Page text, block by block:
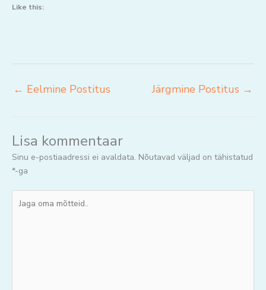
Like this:
← Eelmine Postitus Järgmine Postitus →
Lisa kommentaar
Sinu e-postiaadressi ei avaldata. Nõutavad väljad on tähistatud
*-ga
oma